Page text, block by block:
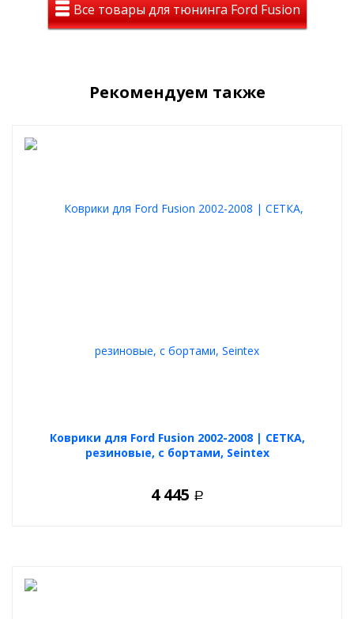
Все товары для тюнинга Ford Fusion
Рекомендуем также
Коврики для Ford Fusion 2002-2008 | СЕТКА,
резиновые, с бортами, Seintex
4 445 Р